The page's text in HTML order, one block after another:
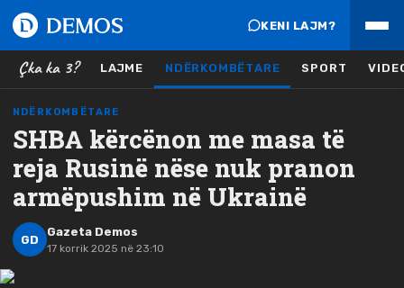
KENI LAJM?
Çka ka 3? LAJME NDËRKOMBËTARE SPORT
NDËRKOMBËTARE
SHBA kërcënon me masa të
reja Rusinë nëse nuk pranon
armëpushim në Ukrainë
GD
Gazeta Demos
17 korrik 2025 në 23:10